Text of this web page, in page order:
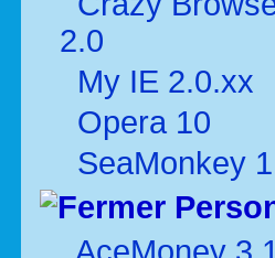
2.0
My IE 2.0.xx
Opera 10
SeaMonkey